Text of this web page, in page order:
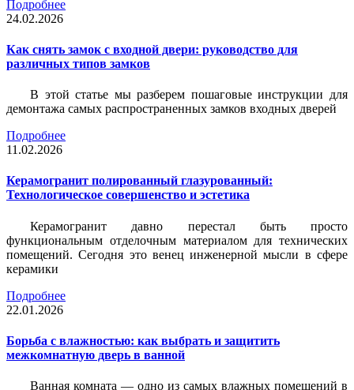
Подробнее
24.02.2026
Как снять замок с входной двери: руководство для
различных типов замков
В этой статье мы разберем пошаговые инструкции для
демонтажа самых распространенных замков входных дверей
Подробнее
11.02.2026
Керамогранит полированный глазурованный:
Технологическое совершенство и эстетика
Керамогранит давно перестал быть просто
функциональным отделочным материалом для технических
помещений. Сегодня это венец инженерной мысли в сфере
керамики
Подробнее
22.01.2026
Борьба с влажностью: как выбрать и защитить
межкомнатную дверь в ванной
Ванная комната — одно из самых влажных помещений в